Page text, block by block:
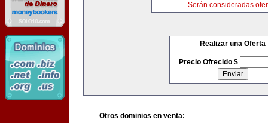
Serán consideradas
Realizar una Oferta
Precio Ofrecido $
Otros dominios en venta: